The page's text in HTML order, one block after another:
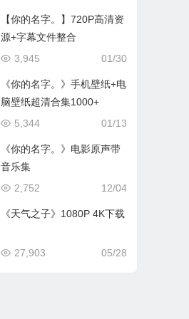
【你的名字。】720P高清资
源+字幕文件整合
01/30
3,945
《你的名字。》手机壁纸+电
脑壁纸超清合集1000+
01/13
5,344
《你的名字。》电影原声带
音乐集
12/04
2,752
《天气之子》1080P 4K下载
05/28
27,903